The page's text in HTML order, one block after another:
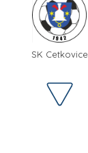
SK Cetkovice